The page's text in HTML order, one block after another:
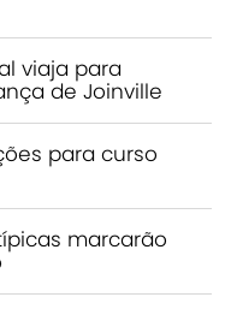
viaja para
de Joinville
para curso
marcarão